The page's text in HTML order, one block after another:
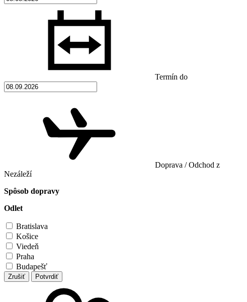
Termín do
Doprava / Odchod z
Nezáleží
Spôsob dopravy
Odlet
Bratislava
Košice
Viedeň
Praha
Budapešť
Zrušiť Potvrdiť